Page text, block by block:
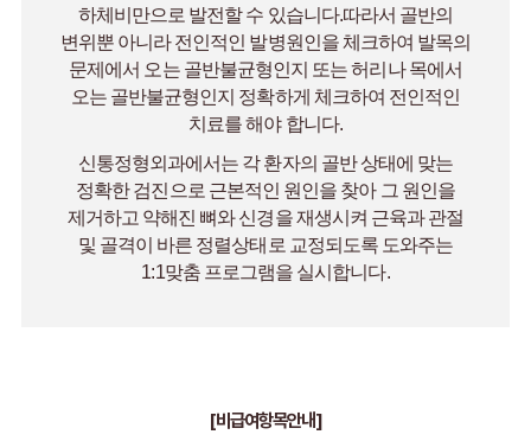
하체비만으로 발전할 수 있습니다.따라서 골반의
변위뿐 아니라 전인적인 발병원인을 체크하여 발목의
문제에서 오는 골반불균형인지 또는 허리나 목에서
오는 골반불균형인지 정확하게 체크하여 전인적인
치료를 해야 합니다.
신통정형외과에서는 각 환자의 골반 상태에 맞는
정확한 검진으로 근본적인 원인을 찾아 그 원인을
제거하고 약해진 뼈와 신경을 재생시켜 근육과 관절
및 골격이 바른 정렬상태로 교정되도록 도와주는
1:1맞춤 프로그램을 실시합니다.
[비급여항목안내]